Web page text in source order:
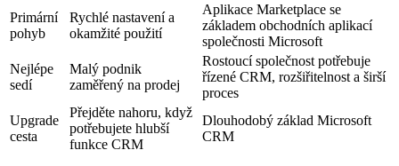
Primární
pohyb
Rychlé nastavení a
okamžité použití
Aplikace Marketplace se
základem obchodních aplikací
společnosti Microsoft
Nejlépe
sedí
Malý podnik
zaměřený na prodej
Rostoucí společnost potřebuje
řízené CRM, rozšiřitelnost a širší
proces
Upgrade
cesta
Přejděte nahoru, když
potřebujete hlubší
funkce CRM
Dlouhodobý základ Microsoft
CRM